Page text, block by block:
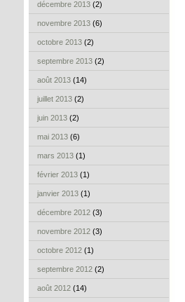
décembre 2013 (2)
novembre 2013 (6)
octobre 2013 (2)
septembre 2013 (2)
août 2013 (14)
juillet 2013 (2)
juin 2013 (2)
mai 2013 (6)
mars 2013 (1)
février 2013 (1)
janvier 2013 (1)
décembre 2012 (3)
novembre 2012 (3)
octobre 2012 (1)
septembre 2012 (2)
août 2012 (14)